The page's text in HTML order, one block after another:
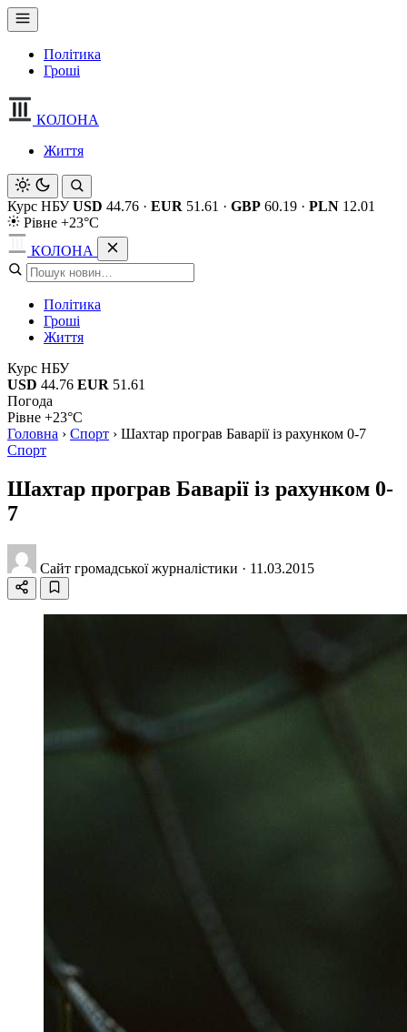
Політика
Гроші
КОЛОНА
Життя
Курс НБУ USD 44.76 · EUR 51.61 · GBP 60.19 · PLN 12.01
Рівне +23°C
КОЛОНА
Політика
Гроші
Життя
Курс НБУ
USD 44.76 EUR 51.61
Погода
Рівне +23°C
Головна › Спорт › Шахтар програв Баварії із рахунком 0-7
Спорт
Шахтар програв Баварії із рахунком 0-
7
Сайт громадської журналістики · 11.03.2015